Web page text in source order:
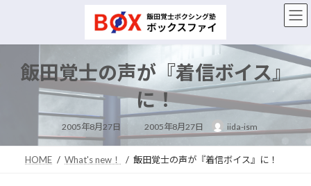
ン
ー
飯田覚士の声が『着信ボイス』
に！
2005年8月27日
終
更
新
日
時
2005年8月27日 iida-ism
HOME What's new！ 飯田覚士の声が『着信ボイス』に！